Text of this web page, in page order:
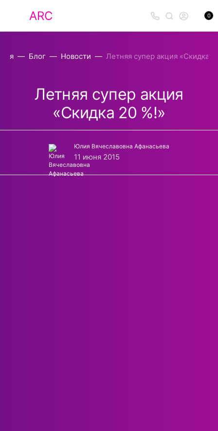
ARC 0
Блог Новости Летняя супер акция «Скидка
Летняя супер акция
«Скидка 20 %!»
Юлия Вячеславовна Афанасьева
11 июня 2015